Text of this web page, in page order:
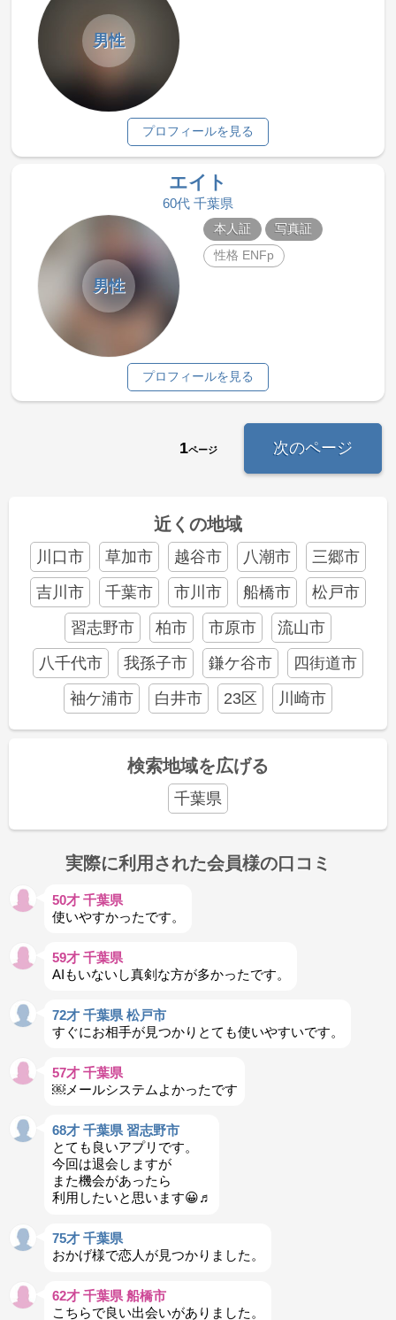
男性
プロフィールを見る
エイト
60代 千葉県
男性
本人証
写真証
性格 ENFp
プロフィールを見る
1ページ 次のページ
近くの地域
川口市 草加市 越谷市 八潮市
三郷市
吉川市
千葉市 市川市 船橋市
松戸市
習志野市
柏市 市原市
流山市
八千代市
我孫子市 鎌ケ谷市
四街道市
袖ケ浦市
白井市 23区 川崎市
検索地域を広げる
千葉県
実際に利用された会員様の口コミ
50才 千葉県
使いやすかったです。
59才 千葉県
AIもいないし真剣な方が多かったです。
72才 千葉県 松戸市
すぐにお相手が見つかりとても使いやすいです。
57才 千葉県
￼メールシステムよかったです
68才 千葉県 習志野市
とても良いアプリです。
今回は退会しますが
また機会があったら
利用したいと思います😀♬
75才 千葉県
おかげ様で恋人が見つかりました。
62才 千葉県 船橋市
こちらで良い出会いがありました。